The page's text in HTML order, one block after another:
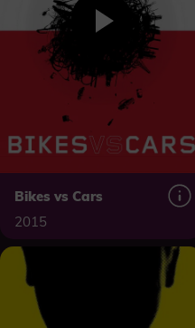
Bikes vs Cars
2015